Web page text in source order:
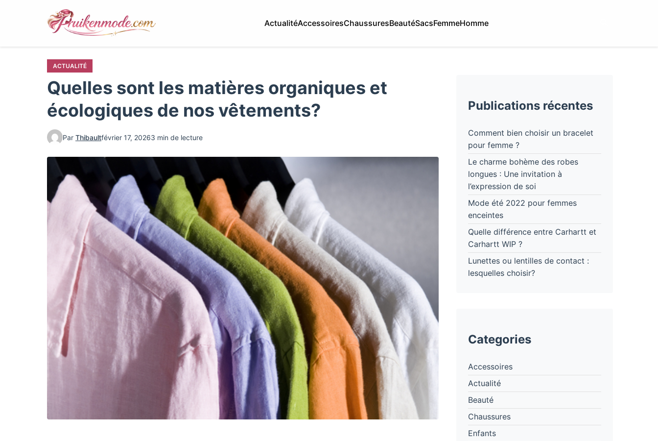
ActualitéAccessoiresChaussuresBeautéSacsFemmeHomme
ACTUALITÉ
Quelles sont les matières organiques et
écologiques de nos vêtements?
Par Thibaultfévrier 17, 20263 min de lecture
Publications récentes
Comment bien choisir un bracelet
pour femme ?
Le charme bohème des robes
longues : Une invitation à
l’expression de soi
Mode été 2022 pour femmes
enceintes
Quelle différence entre Carhartt et
Carhartt WIP ?
Lunettes ou lentilles de contact :
lesquelles choisir?
Categories
Accessoires
Actualité
Beauté
Chaussures
Enfants